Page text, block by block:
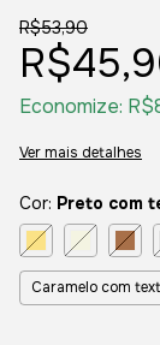
R$53,90
Economize:
Ver mais detalhes
Cor: Preto com
Caramelo com